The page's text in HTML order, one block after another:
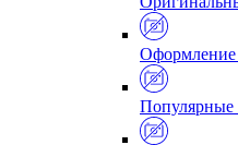
Оформление
Популярные